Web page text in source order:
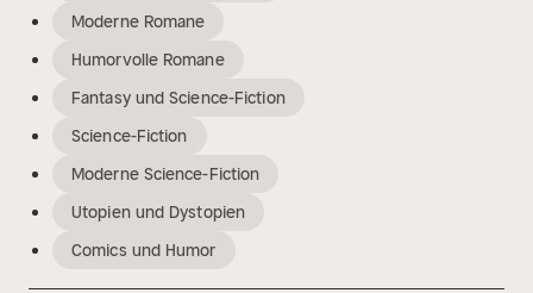
Moderne Romane
Humorvolle Romane
Fantasy und Science-Fiction
Science-Fiction
Moderne Science-Fiction
Utopien und Dystopien
Comics und Humor